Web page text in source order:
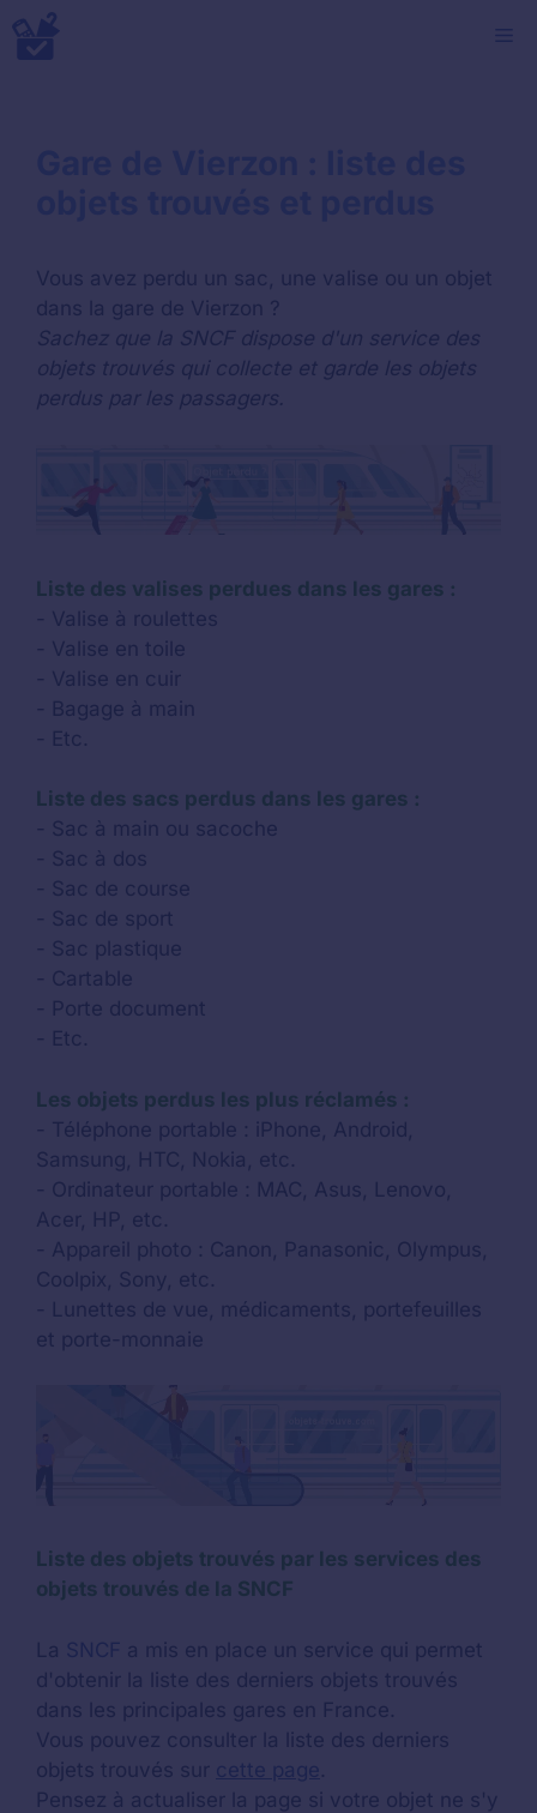
Aller
au
Vous avez perdu un sac, une valise ou un objet
dans la gare de Vierzon ?
Sachez que la SNCF dispose d'un service des
objets trouvés qui collecte et garde les objets
perdus par les passagers.
Liste des valises perdues dans les gares :
- Valise à roulettes
- Valise en toile
- Valise en cuir
- Bagage à main
- Etc.
Liste des sacs perdus dans les gares :
- Sac à main ou sacoche
- Sac à dos
- Sac de course
- Sac de sport
- Sac plastique
- Cartable
- Porte document
- Etc.
Les objets perdus les plus réclamés :
- Téléphone portable : iPhone, Android,
Samsung, HTC, Nokia, etc.
- Ordinateur portable : MAC, Asus, Lenovo,
Acer, HP, etc.
- Appareil photo : Canon, Panasonic, Olympus,
Coolpix, Sony, etc.
- Lunettes de vue, médicaments, portefeuilles
et porte-monnaie
Liste des objets trouvés par les services des
objets trouvés de la SNCF
La SNCF a mis en place un service qui permet
d'obtenir la liste des derniers objets trouvés
dans les principales gares en France.
Vous pouvez consulter la liste des derniers
objets trouvés sur cette page.
Pensez à actualiser la page si votre objet ne s'y